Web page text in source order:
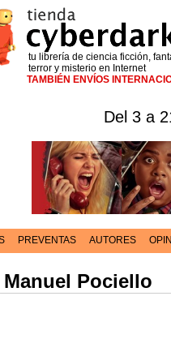
tu librería de ciencia ficción,
terror y misterio en Internet
TAMBIÉN ENVÍOS
Del 3 a
PREVENTAS AUTORES
Manuel Pociello